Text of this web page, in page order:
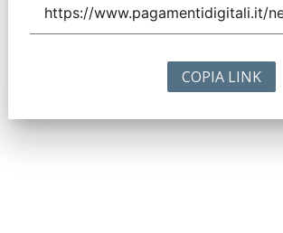
COPIA LINK